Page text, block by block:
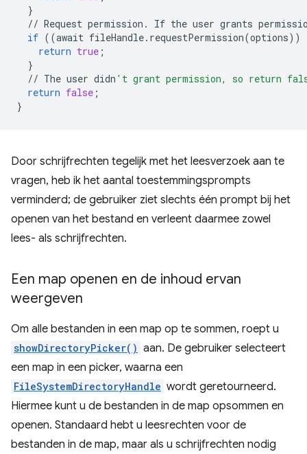
}
// Request permission . If the user grants
if ((await fileHandle. requestPermission(options))
return true ;
}
// The user didn 't grant permission, so return
return false ;
}
Door schrijfrechten tegelijk met het leesverzoek aan te
vragen, heb ik het aantal toestemmingsprompts
verminderd; de gebruiker ziet slechts één prompt bij het
openen van het bestand en verleent daarmee zowel
lees- als schrijfrechten.
Een map openen en de inhoud ervan
weergeven
Om alle bestanden in een map op te sommen, roept u
showDirectoryPicker() aan. De gebruiker selecteert
een map in een picker, waarna een
FileSystemDirectoryHandle wordt geretourneerd.
Hiermee kunt u de bestanden in de map opsommen en
openen. Standaard hebt u leesrechten voor de
bestanden in de map, maar als u schrijfrechten nodig